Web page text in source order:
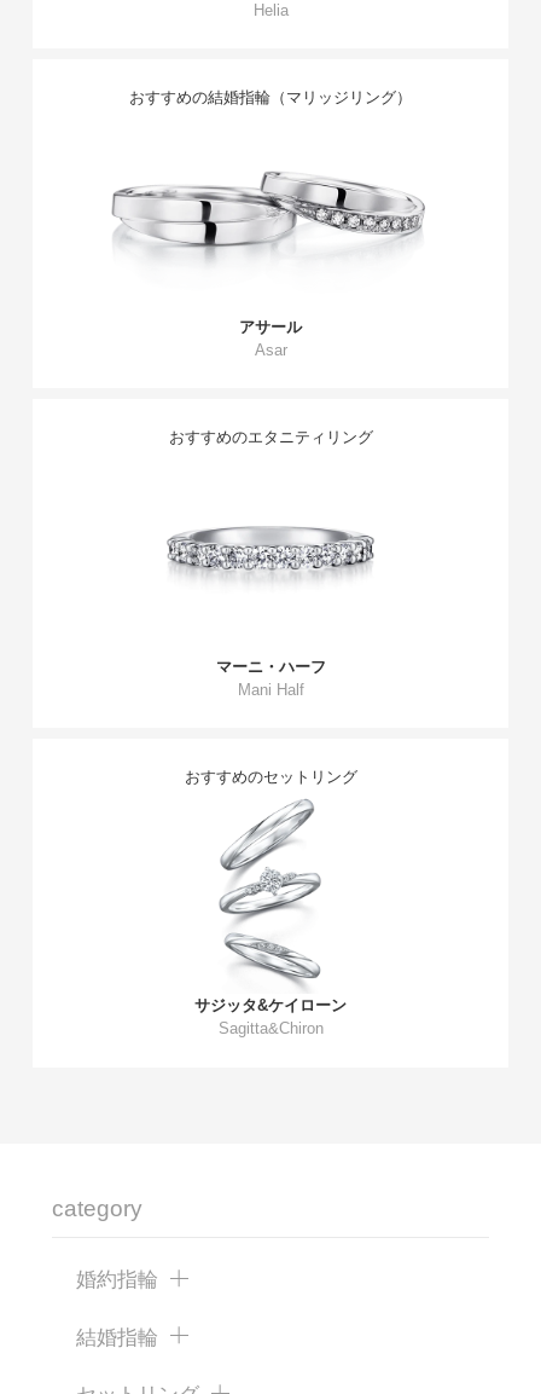
Helia
おすすめの結婚指輪（マリッジリング）
アサール
Asar
おすすめのエタニティリング
マーニ・ハーフ
Mani Half
おすすめのセットリング
サジッタ&ケイローン
Sagitta&Chiron
category
婚約指輪
結婚指輪